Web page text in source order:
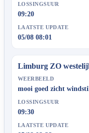
LOSSINGSUUR
09:20
LAATSTE UPDATE
05/08 08:01
Limburg ZO
WEERBEELD
mooi goed zicht windstil
LOSSINGSUUR
09:30
LAATSTE UPDATE